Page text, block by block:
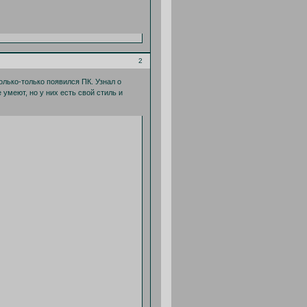
2
только появился ПК. Узнал о
но у них есть свой стиль и